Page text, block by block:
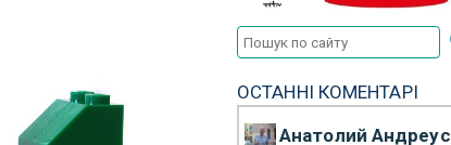
ОСТАННІ КОМЕНТАРІ
Анатолий Андреус